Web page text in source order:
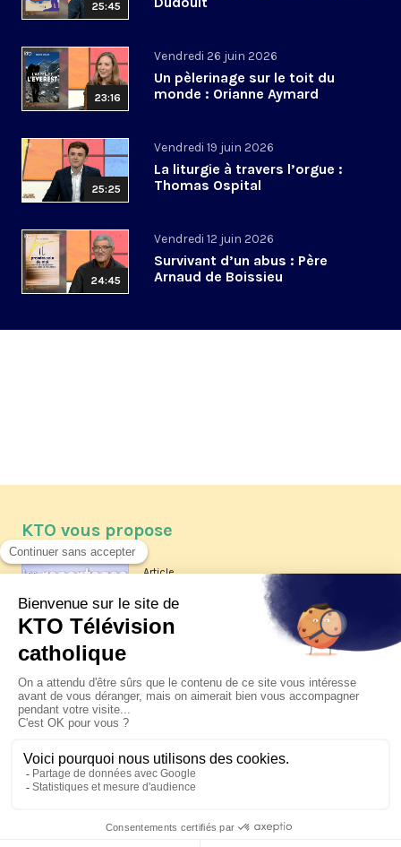
25:45
23:16
Vendredi 26 juin 2026
Un pèlerinage sur le toit du
monde : Orianne Aymard
25:25
Vendredi 19 juin 2026
La liturgie à travers l’orgue :
Thomas Ospital
24:45
Vendredi 12 juin 2026
Survivant d’un abus : Père
Arnaud de Boissieu
KTO vous propose
Article
Les reportages d'été 2026 de KTO
La visite pastorale du pape Léon
XIV à Assise à suivre sur KTO le
jeudi 6 août
Le pape en Uruguay, Argentine et
Pérou du 6 au 17 novembre 2026